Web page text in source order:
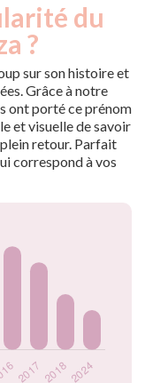
du
?
sur son histoire et
Grâce à notre
ont porté ce prénom
et visuelle de savoir
retour. Parfait
correspond à vos